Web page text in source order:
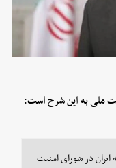
ملی به این شرح است:
ایران در شورای امنیت